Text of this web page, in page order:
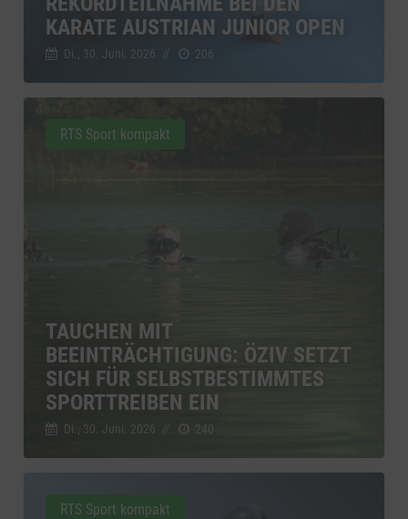
KARATE AUSTRIAN JUNIOR OPEN
Di., 30. Juni. 2026 // 206
TAUCHEN MIT
BEEINTRÄCHTIGUNG: ÖZIV SETZT
SICH FÜR SELBSTBESTIMMTES
SPORTTREIBEN EIN
Di., 30. Juni. 2026 // 240
RTS Sport kompakt
RTS Sport kompakt